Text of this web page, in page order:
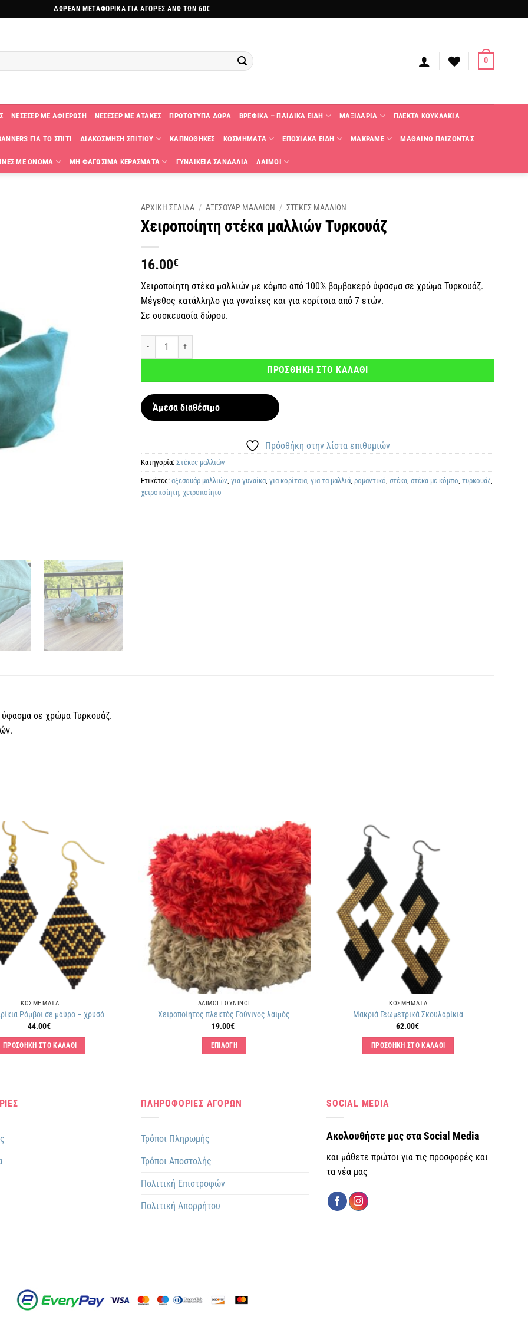
ΔΩΡΕΑΝ ΜΕΤΑΦΟΡΙΚΑ ΓΙΑ ΑΓΟΡΕΣ ΑΝΩ ΤΩΝ 60€
0
ΝΕΣΕΣΕΡ ΜΕ ΑΦΙΕΡΩΣΗ ΝΕΣΕΣΕΡ ΜΕ ΑΤΑΚΕΣ ΠΡΩΤΟΤΥΠΑ ΔΩΡΑ ΒΡΕΦΙΚΑ – ΠΑΙΔΙΚΑ ΕΙΔΗ ΜΑΞΙΛΑΡΙΑ ΠΛΕΚΤΑ KΟΥΚΛΑΚΙΑ
ΓΙΑ ΤΟ ΣΠΙΤΙ ΔΙΑΚΟΣΜΗΣΗ ΣΠΙΤΙΟΥ ΚΑΠΝΟΘΗΚΕΣ ΚΟΣΜΗΜΑΤΑ ΕΠΟΧΙΑΚΑ ΕΙΔΗ ΜΑΚΡΑΜΕ ΜΑΘΑΙΝΩ ΠΑΙΖΟΝΤΑΣ
ΜΕ ΟΝΟΜΑ ΜΗ ΦΑΓΩΣΙΜΑ ΚΕΡΑΣΜΑΤΑ ΓΥΝΑΙΚΕΙΑ ΣΑΝΔΑΛΙΑ ΛΑΙΜΟΙ
ΑΡΧΙΚΗ ΣΕΛΙΔΑ / ΑΞΕΣΟΥΑΡ ΜΑΛΛΙΩΝ / ΣΤΕΚΕΣ ΜΑΛΛΙΩΝ
Χειροποίητη στέκα μαλλιών Τυρκουάζ
16.00€
Χειροποίητη στέκα μαλλιών με κόμπο από 100% βαμβακερό ύφασμα σε χρώμα Τυρκουάζ.
Μέγεθος κατάλληλο για γυναίκες και για κορίτσια από 7 ετών.
Σε συσκευασία δώρου.
Χειροποίητη στέκα μαλλιών Τυρκουάζ ποσότητα
ΠΡΟΣΘΗΚΗ ΣΤΟ ΚΑΛΑΘΙ
Άμεσα διαθέσιμο
Πρόσθήκη στην λίστα επιθυμιών
Κατηγορία: Στέκες μαλλιών
Ετικέτες: αξεσουάρ μαλλιών για γυναίκα για κορίτσια για τα μαλλιά ρομαντικό στέκα στέκα με κόμπο τυρκουάζ
χειροποίητη χειροποίητο
ύφασμα σε χρώμα Τυρκουάζ.
Πρόσθήκη
στην
ΚΟΣΜΗΜΑΤΑ
Ρόμβοι σε μαύρο – χρυσό
44.00€
ΠΡΟΣΘΗΚΗ ΣΤΟ ΚΑΛΑΘΙ
Πρόσθήκη
στην
λίστα
επιθυμιών
ΛΑΙΜΟΙ ΓΟΥΝΙΝΟΙ
Χειροποίητος πλεκτός Γούνινος λαιμός
19.00€
ΕΠΙΛΟΓΗ
έχει
να
ΚΟΣΜΗΜΑΤΑ
Μακριά Γεωμετρικά Σκουλαρίκια
62.00€
ΠΡΟΣΘΗΚΗ ΣΤΟ ΚΑΛΑΘΙ
ΠΛΗΡΟΦΟΡΙΕΣ ΑΓΟΡΩΝ
Τρόποι Πληρωμής
Τρόποι Αποστολής
Πολιτική Επιστροφών
Πολιτική Απορρήτου
SOCIAL MEDIA
Ακολουθήστε μας στα Social Media
και μάθετε πρώτοι για τις προσφορές και
τα νέα μας